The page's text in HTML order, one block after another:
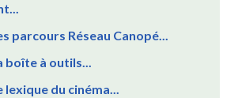
parcours Réseau Canopé...
boîte à outils...
lexique du cinéma...